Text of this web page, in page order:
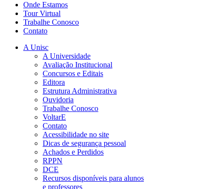
Onde Estamos
Tour Virtual
Trabalhe Conosco
Contato
A Unisc
A Universidade
Avaliação Institucional
Concursos e Editais
Editora
Estrutura Administrativa
Ouvidoria
Trabalhe Conosco
VoltarE
Contato
Acessibilidade no site
Dicas de segurança pessoal
Achados e Perdidos
RPPN
DCE
Recursos disponíveis para alunos
e professores